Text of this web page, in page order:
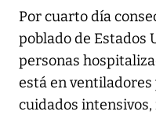
Por cuarto día
poblado de Estados
personas
está en ventiladores
cuidados